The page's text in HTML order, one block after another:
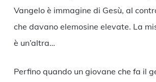
Vangelo è immagine di Gesù, al
che davano elemosine elevate. La
è un’altra…
Perfino quando un giovane che fa il